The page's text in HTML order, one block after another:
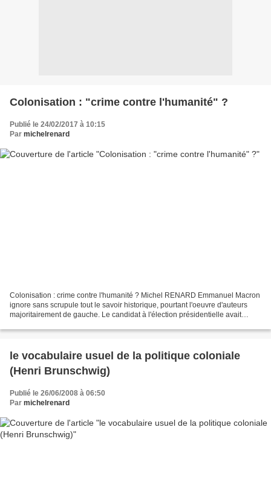
Colonisation : "crime contre l'humanité" ?
Publié le 24/02/2017 à 10:15
Par michelrenard
Colonisation : crime contre l'humanité ? Michel RENARD Emmanuel Macron
ignore sans scrupule tout le savoir historique, pourtant l'oeuvre d'auteurs
majoritairement de gauche. Le candidat à l'élection présidentielle avait
le vocabulaire usuel de la politique coloniale
(Henri Brunschwig)
Publié le 26/06/2008 à 06:50
Par michelrenard